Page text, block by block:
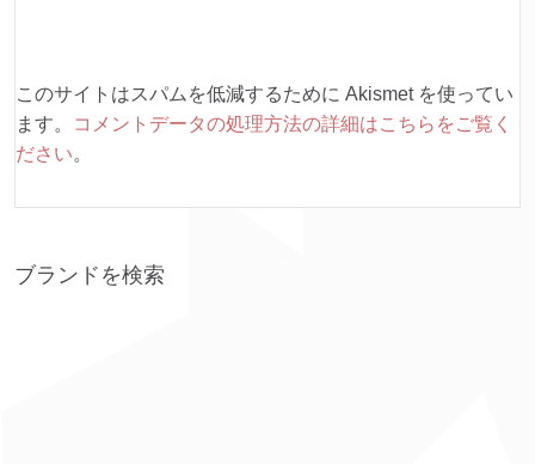
このサイトはスパムを低減するために Akismet を使ってい
ます。
コメントデータの処理方法の詳細はこちらをご覧く
ださい。
ブランドを検索